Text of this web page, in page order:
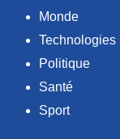
Monde
Technologies
Politique
Santé
Sport